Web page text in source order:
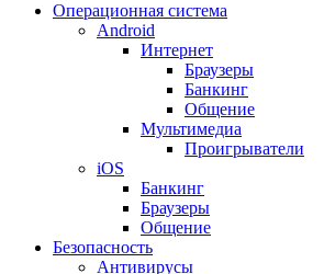
Операционная система
Android
Интернет
Браузеры
Банкинг
Общение
Мультимедиа
Проигрыватели
iOS
Банкинг
Браузеры
Общение
Безопасность
Антивирусы